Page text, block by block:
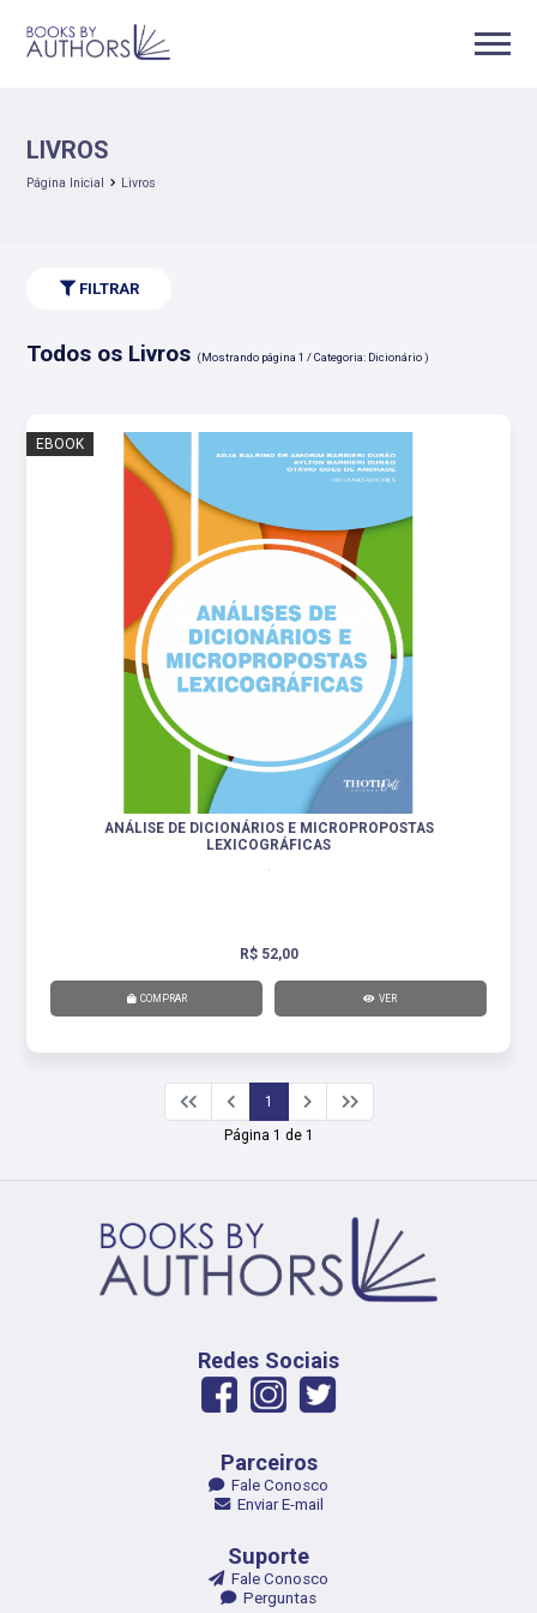
LIVROS
Página Inicial Livros
FILTRAR
Todos os Livros (Mostrando página 1 / Categoria: Dicionário )
EBOOK
ANÁLISE DE DICIONÁRIOS E MICROPROPOSTAS
LEXICOGRÁFICAS
R$ 52,00
COMPRAR VER
1
Página 1 de 1
Redes Sociais
Parceiros
Fale Conosco
Enviar E-mail
Suporte
Fale Conosco
Perguntas